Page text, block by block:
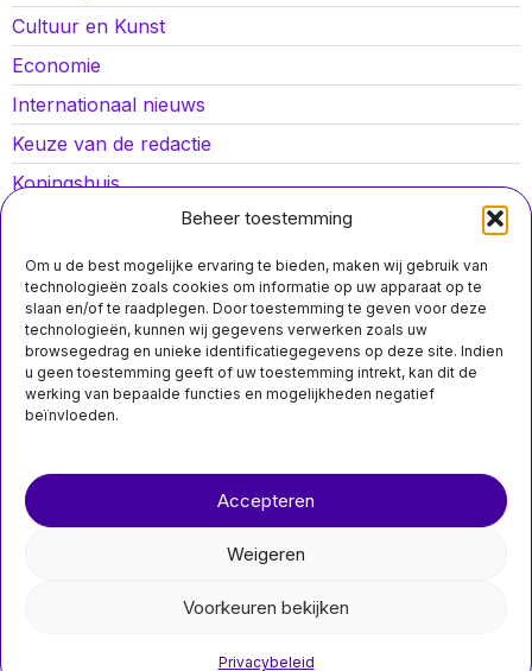
Beheer toestemming
Om u de best mogelijke ervaring te bieden, maken wij gebruik van
technologieën zoals cookies om informatie op uw apparaat op te
slaan en/of te raadplegen. Door toestemming te geven voor deze
technologieën, kunnen wij gegevens verwerken zoals uw
browsegedrag en unieke identificatiegegevens op deze site. Indien
u geen toestemming geeft of uw toestemming intrekt, kan dit de
werking van bepaalde functies en mogelijkheden negatief
beïnvloeden.
Accepteren
Weigeren
Voorkeuren bekijken
Privacybeleid
Cultuur en Kunst
Economie
Internationaal nieuws
Keuze van de redactie
Koningshuis
Oorlog in Oekraïne
Opinies
Politiek
Sport
nieuwsimpuls.online
nieuwsimpuls.online